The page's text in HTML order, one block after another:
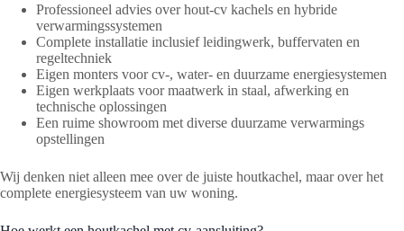
Professioneel advies over hout-cv kachels en hybride
verwarmingssystemen
Complete installatie inclusief leidingwerk, buffervaten en
regeltechniek
Eigen monters voor cv-, water- en duurzame energiesystemen
Eigen werkplaats voor maatwerk in staal, afwerking en
technische oplossingen
Een ruime showroom met diverse duurzame verwarmings
opstellingen
Wij denken niet alleen mee over de juiste houtkachel, maar over het
complete energiesysteem van uw woning.